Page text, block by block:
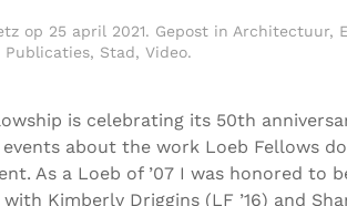
op 25 april 2021. Gepost in Architectuur,
Publicaties, Stad, Video.
is celebrating its 50th
about the work Loeb Fellows
As a Loeb of ’07 I was honored to
Kimberly Driggins (LF ’16) and